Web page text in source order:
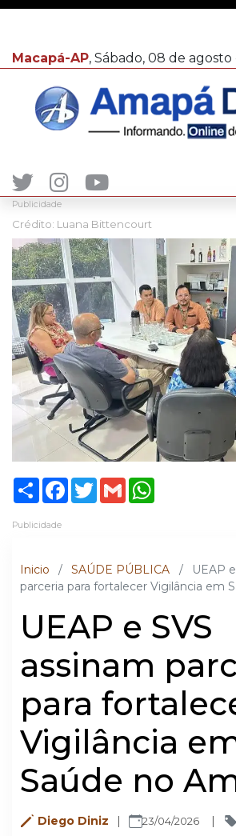
Macapá-AP, Sábado, 08 de agosto
Publicidade
Crédito: Luana Bittencourt
ShareFacebook
TwitterGmail
Publicidade
Inicio / SAÚDE PÚBLICA /
UEAP
parceria para fortalecer Vigilância em
UEAP e SVS
assinam
para
Vigilância
Saúde no
Diego Diniz 23/04/2026